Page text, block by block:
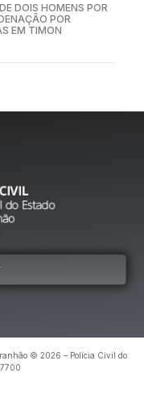
DOIS HOMENS POR
POR
EM TIMON
© 2026 – Polícia Civil do